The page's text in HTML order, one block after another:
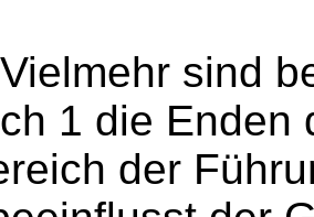
Vielmehr sind
1 die Enden
der